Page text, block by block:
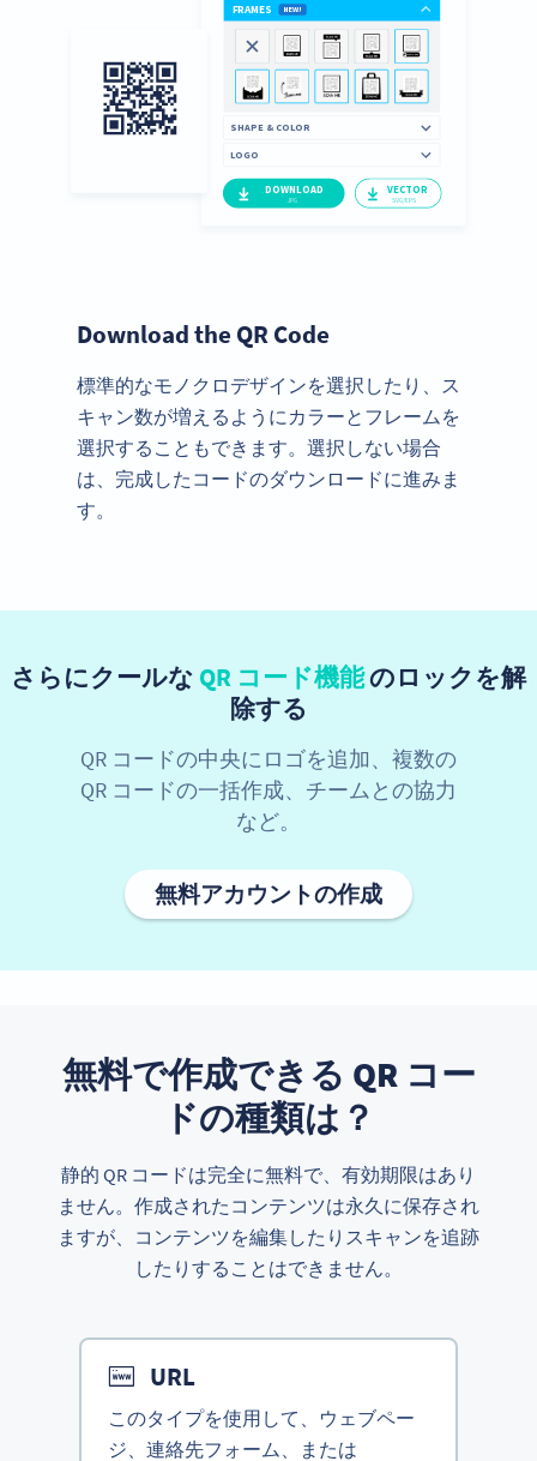
Download the QR Code
標準的なモノクロデザインを選択したり、ス
キャン数が増えるようにカラーとフレームを
選択することもできます。選択しない場合
は、完成したコードのダウンロードに進みま
す。
さらにクールな QR コード機能のロックを解
除する
QR コードの中央にロゴを追加、複数の
QR コードの一括作成、チームとの協力
など。
無料アカウントの作成
無料で作成できる QR コー
ドの種類は？
静的 QR コードは完全に無料で、有効期限はあり
ません。作成されたコンテンツは永久に保存され
ますが、コンテンツを編集したりスキャンを追跡
したりすることはできません。
URL
このタイプを使用して、ウェブペー
ジ、連絡先フォーム、または